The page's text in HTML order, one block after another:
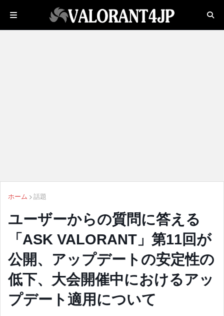
ホーム 話題
ユーザーからの質問に答える
「ASK VALORANT」第11回が
公開、アップデートの安定性の
低下、大会開催中におけるアッ
プデート適用について